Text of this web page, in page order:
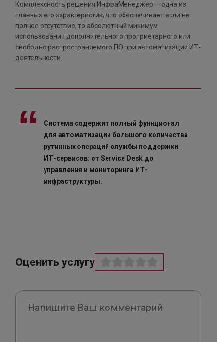
Комплексность решения ИнфраМенеджер — одна из
главных его характеристик, что обеспечивает если не
полное отсутствие, то абсолютный минимум
использования дополнительного проприетарного или
свободно распространяемого ПО при автоматизации ИТ-
деятельности.
Система содержит полный функционал
для автоматизации большого количества
рутинных операций службы поддержки
ИТ-сервисов: от Service Desk до
управления и мониторинга ИТ-
инфраструктуры.
Оценить услугу